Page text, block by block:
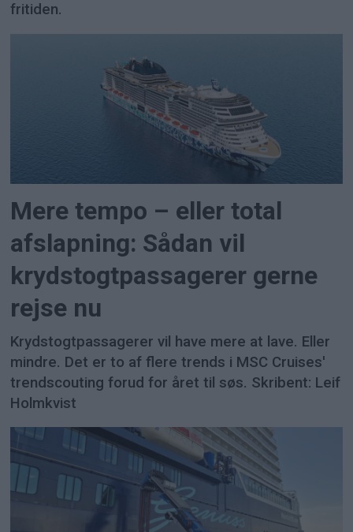
fritiden.
Mere tempo – eller total
afslapning: Sådan vil
krydstogtpassagerer gerne
rejse nu
Krydstogtpassagerer vil have mere at lave. Eller
mindre. Det er to af flere trends i MSC Cruises'
trendscouting forud for året til søs. Skribent: Leif
Holmkvist